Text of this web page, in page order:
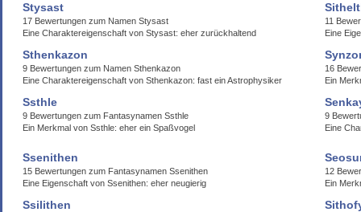
Stysast
17 Bewertungen zum Namen Stysast
Eine Charaktereigenschaft von Stysast: eher zurückhaltend
11
Eine
Sthenkazon
9 Bewertungen zum Namen Sthenkazon
Eine Charaktereigenschaft von Sthenkazon: fast ein Astrophysiker
16
Ein
Ssthle
9 Bewertungen zum Fantasynamen Ssthle
Ein Merkmal von Ssthle: eher ein Spaßvogel
9
Eine
Ssenithen
15 Bewertungen zum Fantasynamen Ssenithen
Eine Eigenschaft von Ssenithen: eher neugierig
12
Ein
Ssilithen